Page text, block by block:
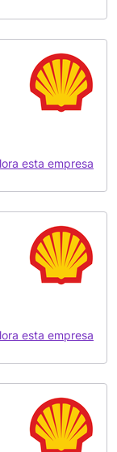
esta empresa
esta empresa